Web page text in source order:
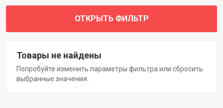
ОТКРЫТЬ ФИЛЬТР
Товары не найдены
Попробуйте изменить параметры фильтра или сбросить
выбранные значения.